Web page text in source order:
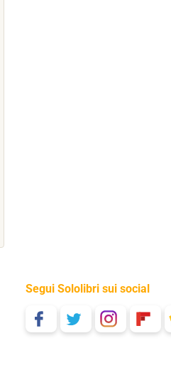
Segui Sololibri sui social